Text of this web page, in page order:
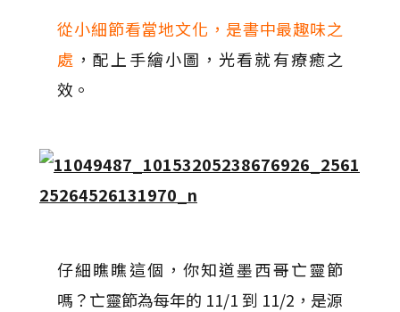
從小細節看當地文化，是書中最趣味之
處 ，配上手繪小圖，光看就有療癒之
效。
仔細瞧瞧這個，你知道墨西哥亡靈節
嗎？亡靈節為每年的 11/1 到 11/2，是源